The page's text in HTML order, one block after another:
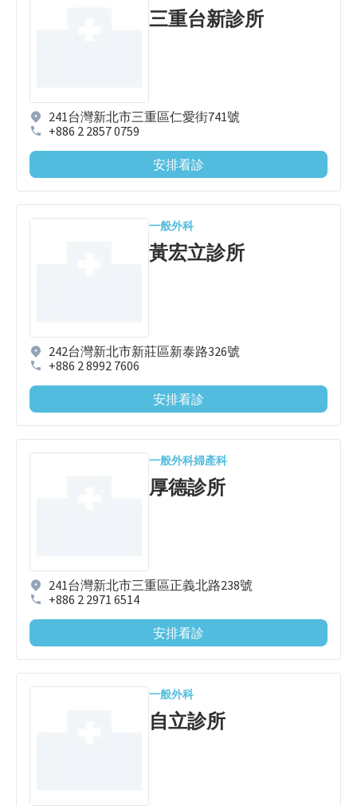
三重台新診所
241台灣新北市三重區仁愛街741號
+886 2 2857 0759
安排看診
一般外科
黃宏立診所
242台灣新北市新莊區新泰路326號
+886 2 8992 7606
安排看診
一般外科婦產科
厚德診所
241台灣新北市三重區正義北路238號
+886 2 2971 6514
安排看診
一般外科
自立診所